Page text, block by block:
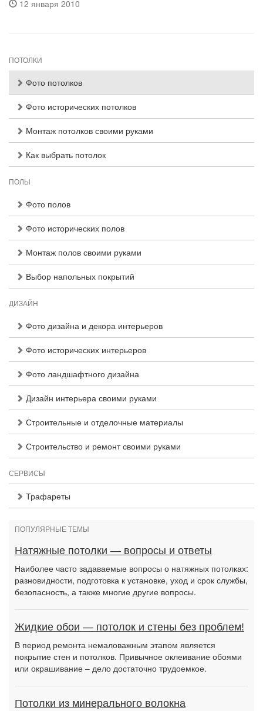
12 января 2010
ПОТОЛКИ
Фото потолков
Фото исторических потолков
Монтаж потолков своими руками
Как выбрать потолок
ПОЛЫ
Фото полов
Фото исторических полов
Монтаж полов своими руками
Выбор напольных покрытий
ДИЗАЙН
Фото дизайна и декора интерьеров
Фото исторических интерьеров
Фото ландшафтного дизайна
Дизайн интерьера своими руками
Строительные и отделочные материалы
Строительство и ремонт своими руками
СЕРВИСЫ
Трафареты
ПОПУЛЯРНЫЕ ТЕМЫ
Натяжные потолки — вопросы и ответы
Наиболее часто задаваемые вопросы о натяжных потолках:
разновидности, подготовка к установке, уход и срок службы,
безопасность, а также многие другие вопросы.
Жидкие обои — потолок и стены без проблем!
В период ремонта немаловажным этапом является
покрытие стен и потолков. Привычное оклеивание обоями
или окрашивание – дело достаточно трудоемкое.
Потолки из минерального волокна